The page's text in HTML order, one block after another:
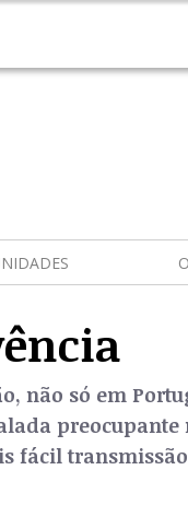
não só em
fácil